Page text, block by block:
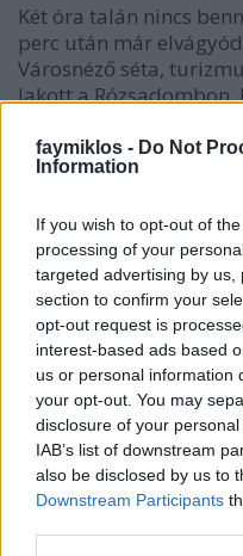
faymiklos - Do Not
Information
If you wish to opt-out of
processing of your
targeted advertising by
section to confirm your
opt-out request is
interest-based ads based
us or personal information
your opt-out. You may
disclosure of your
IAB’s list of downstream
also be disclosed by us to
Downstream Participants
Két óra talán nincs
perc után már
Városnéző séta,
lakott a Rózsadombon.
lehetett sejteni, ebben
Iván.
lombok között nem
meg mégsem lehet,
kerítés előtt zajlik a
hogy a Záray-Vámosi
az iskolába szaladó
majmot. Ezt aztán az
pontosabbá teszi, egy
lehetett látni. Itt laktak
itt Nagy Imre, neki
az ő esetében nem
tulajdonossá. Hiszen